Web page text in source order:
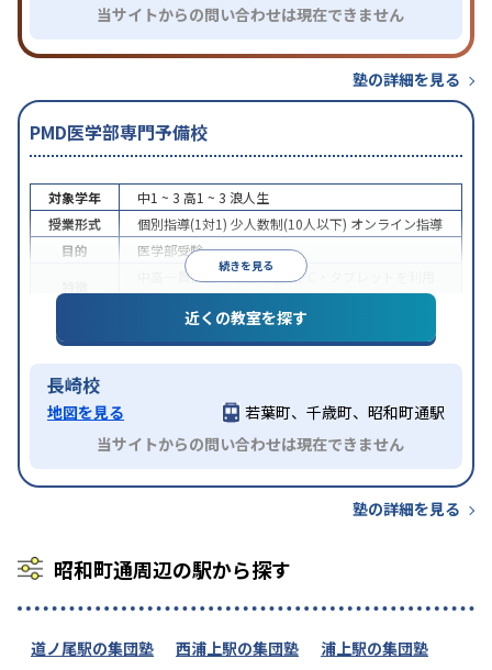
当サイトからの問い合わせは現在できません
塾の詳細を見る
PMD医学部専門予備校
続きを見る
対象学年 中1 ~ 3 高1 ~ 3 浪人生
授業形式
個別指導(1対1) 少人数制(10人以下) オンライン指導
目的
医学部受験
中高一貫校生に対応学習にPC・タブレットを利用
オンライン対応1科目から受講可能
近くの教室を探す
長崎校
地図を見る
若葉町、千歳町、昭和町通駅
当サイトからの問い合わせは現在できません
塾の詳細を見る
昭和町通周辺の駅から探す
道ノ尾駅の集団塾 西浦上駅の集団塾
浦上駅の集団塾